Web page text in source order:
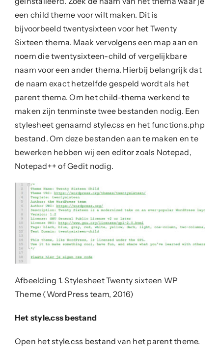
een child theme voor wilt maken. Dit is
bijvoorbeeld twentysixteen voor het Twenty
Sixteen thema. Maak vervolgens een map aan en
noem die twentysixteen-child of vergelijkbare
naam voor een ander thema. Hierbij belangrijk dat
de naam exact hetzelfde gespeld wordt als het
parent thema. Om het child-thema werkend te
maken zijn tenminste twee bestanden nodig. Een
stylesheet genaamd style.css en het functions.php
bestand. Om deze bestanden aan te maken en te
bewerken hebben wij een editor zoals Notepad,
Notepad++ of Gedit nodig.
Afbeelding 1. Stylesheet Twenty sixteen WP
Theme (WordPress team, 2016)
Het style.css bestand
Open het style.css bestand van het parent theme.